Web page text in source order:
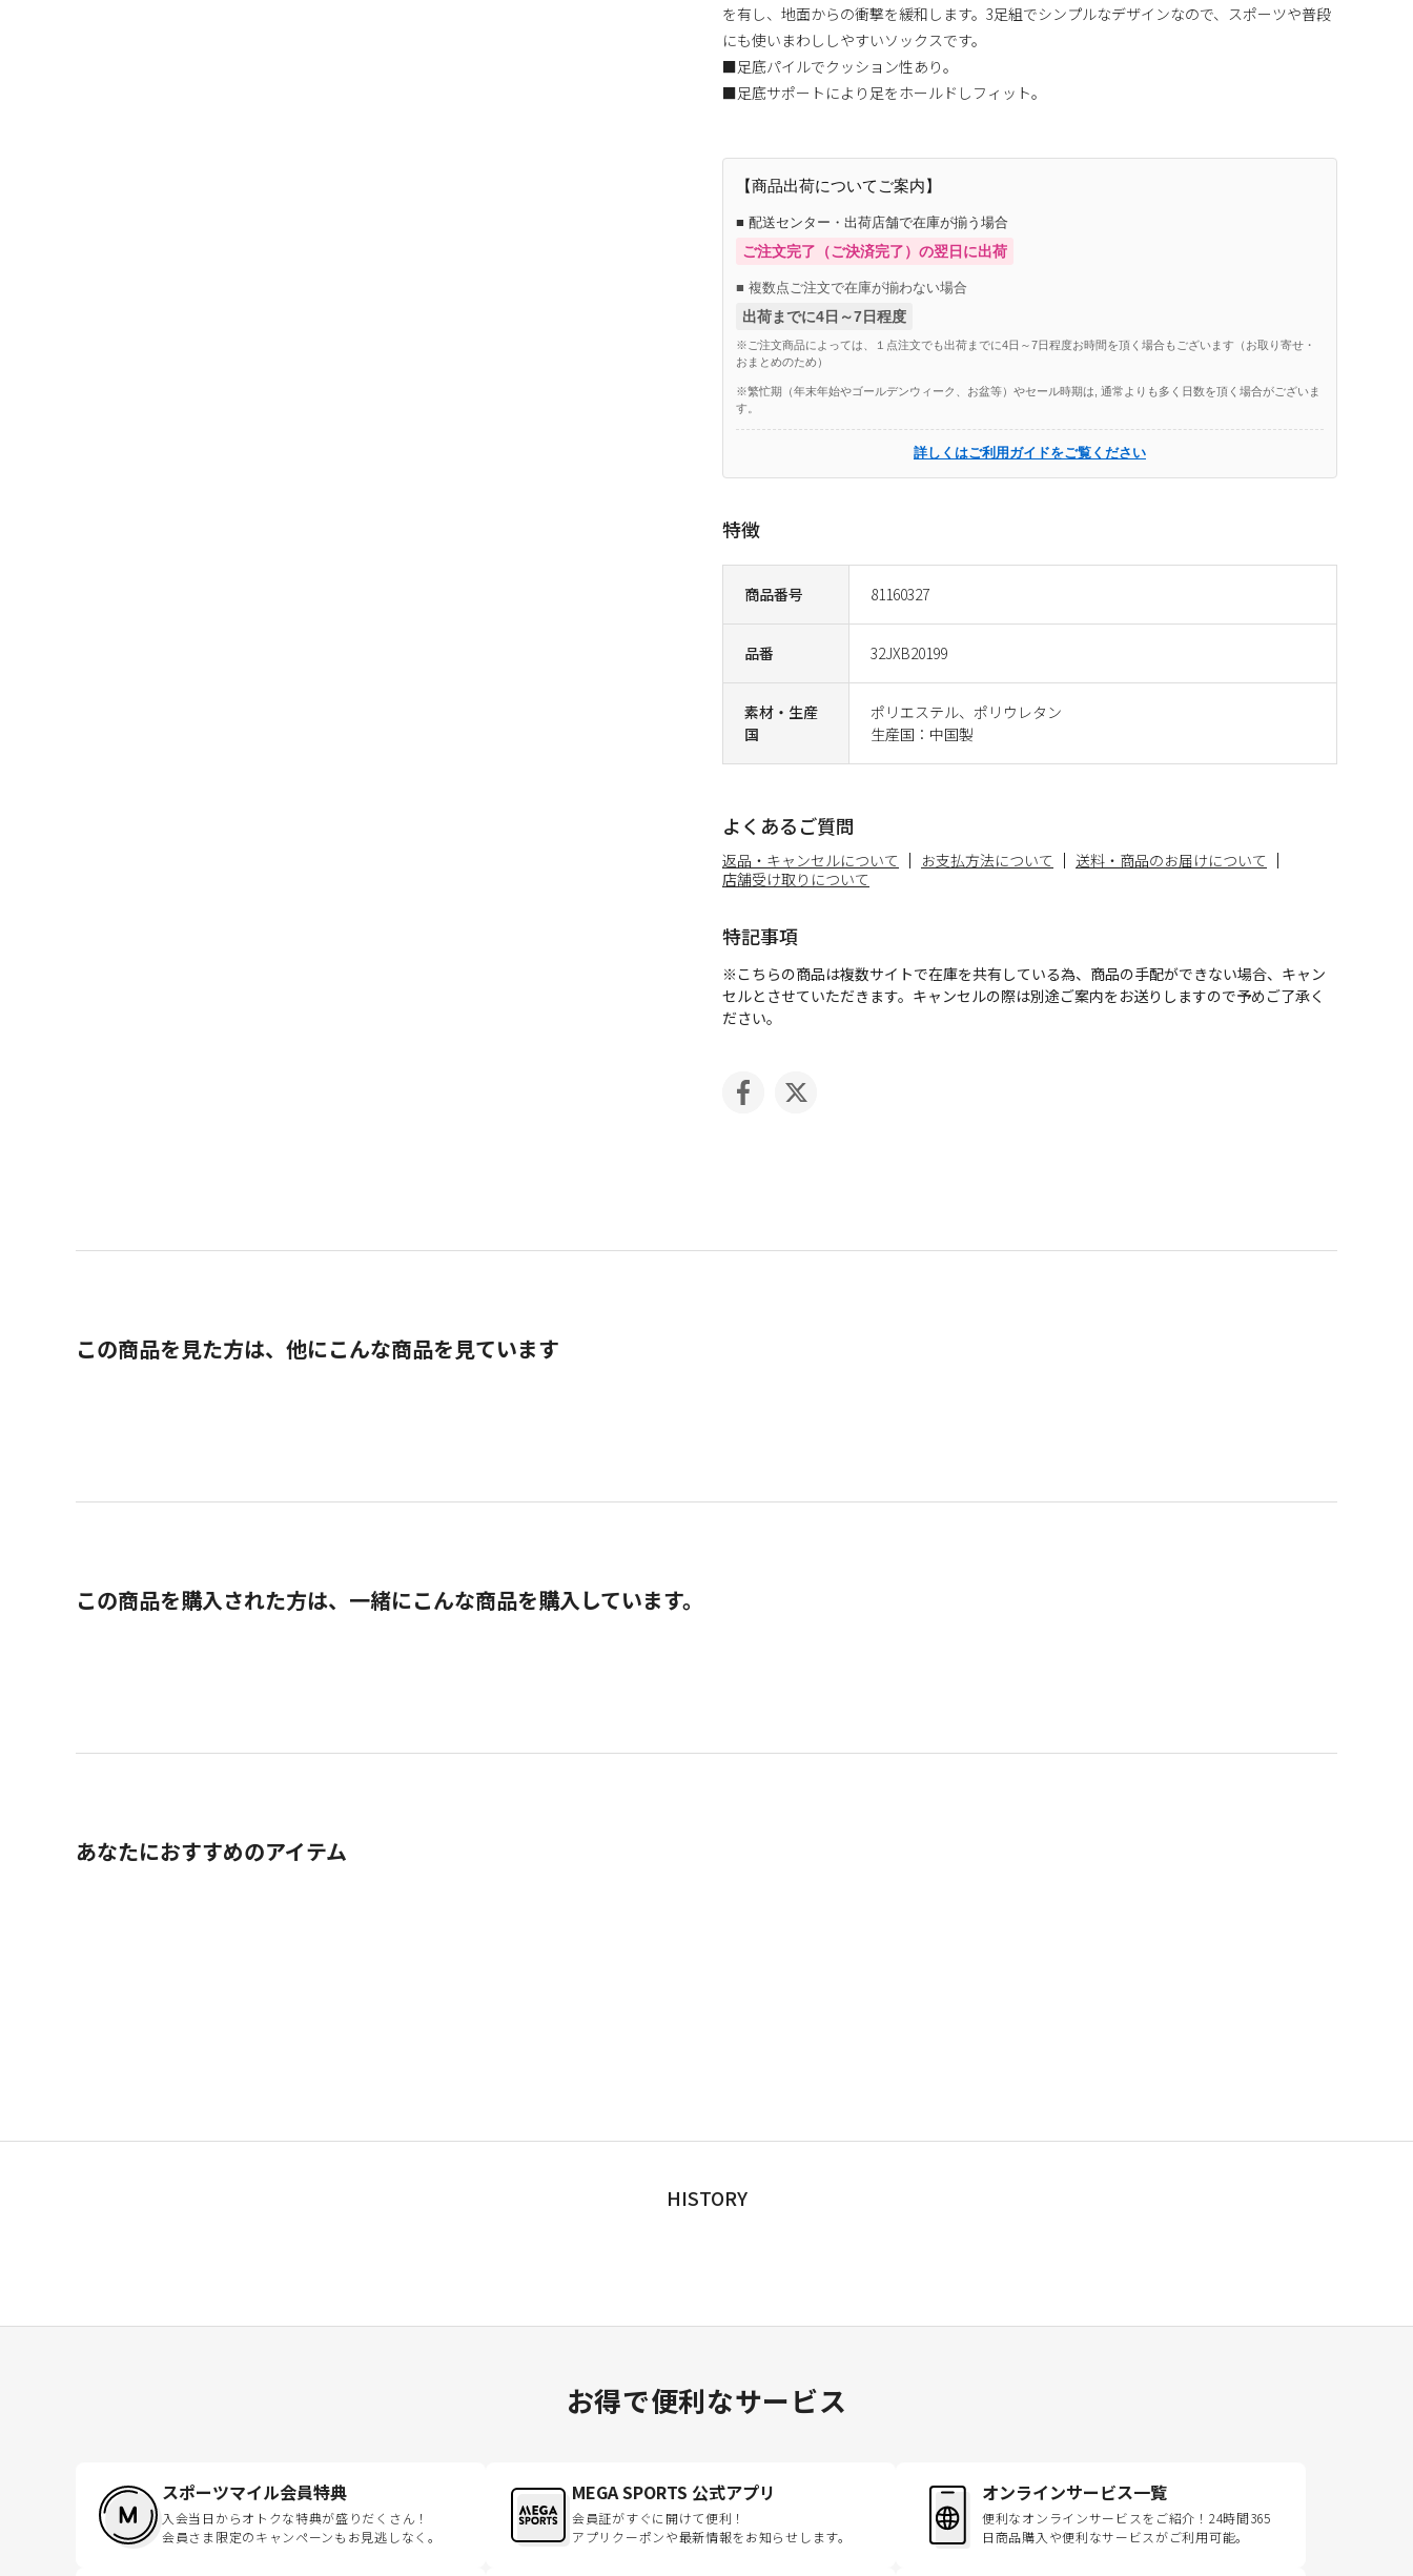
商品番号 81160327
品番 32JXB20199
素材・生産
国
ポリエステル、ポリウレタン
生産国：中国製
を有し、地面からの衝撃を緩和します。3足組でシンプルなデザインなので、スポーツや普段
にも使いまわししやすいソックスです。
■足底パイルでクッション性あり。
■足底サポートにより足をホールドしフィット。
【商品出荷についてご案内】
■ 配送センター・出荷店舗で在庫が揃う場合
ご注文完了（ご決済完了）の翌日に出荷
■ 複数点ご注文で在庫が揃わない場合
出荷までに4日～7日程度
※ご注文商品によっては、１点注文でも出荷までに4日～7日程度お時間を頂く場合もございます（お取り寄せ・
おまとめのため）
※繁忙期（年末年始やゴールデンウィーク、お盆等）やセール時期は, 通常よりも多く日数を頂く場合がございま
す。
詳しくはご利用ガイドをご覧ください
特徴
よくあるご質問
返品・キャンセルについて お支払方法について
送料・商品のお届けについて
店舗受け取りについて
特記事項
※こちらの商品は複数サイトで在庫を共有している為、商品の手配ができない場合、キャン
セルとさせていただきます。キャンセルの際は別途ご案内をお送りしますので予めご了承く
ださい。
この商品を見た方は、他にこんな商品を見ています
この商品を購入された方は、一緒にこんな商品を購入しています。
あなたにおすすめのアイテム
HISTORY
お得で便利なサービス
スポーツマイル会員特典
入会当日からオトクな特典が盛りだくさん！
会員さま限定のキャンペーンもお見逃しなく。
MEGA SPORTS 公式アプリ
会員証がすぐに開けて便利！
アプリクーポンや最新情報をお知らせします。
オンラインサービス一覧
便利なオンラインサービスをご紹介！24時間365
日商品購入や便利なサービスがご利用可能。